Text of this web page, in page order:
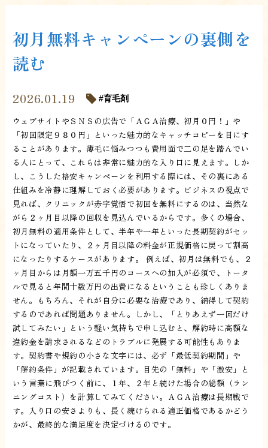
初月無料キャンペーンの裏側を
読む
2026.01.19 育毛剤
ウェブサイトやＳＮＳの広告で「ＡＧＡ治療、初月０円！」や
「初回限定９８０円」といった魅力的なキャッチコピーを目にす
ることがあります。薄毛に悩みつつも費用面で二の足を踏んでい
る人にとって、これらは非常に魅力的な入り口に見えます。しか
し、こうした格安キャンペーンを利用する際には、その裏にある
仕組みを冷静に理解しておく必要があります。ビジネスの視点で
見れば、クリニックが赤字覚悟で初回を無料にするのは、当然な
がら２ヶ月目以降の回収を見込んでいるからです。多くの場合、
初月無料の適用条件として、半年や一年といった長期契約がセッ
トになっていたり、２ヶ月目以降の料金が正規価格に戻って割高
になったりするケースがあります。 例えば、初月は無料でも、２
ヶ月目からは月額一万五千円のコースへの加入が必須で、トータ
ルで見ると年間十数万円の出費になるということも珍しくありま
せん。もちろん、それが自分に必要な治療であり、納得して契約
するのであれば問題ありません。しかし、「とりあえず一回だけ
試してみたい」という軽い気持ちで申し込むと、解約時に高額な
違約金を請求されるなどのトラブルに発展する可能性もありま
す。契約書や規約の小さな文字には、必ず「最低契約期間」や
「解約条件」が記載されています。目先の「無料」や「激安」と
いう言葉に飛びつく前に、１年、２年と続けた場合の総額（ラン
ニングコスト）を計算してみてください。ＡＧＡ治療は長期戦で
す。入り口の安さよりも、長く続けられる適正価格であるかどう
かが、最終的な満足度を決定づけるのです。